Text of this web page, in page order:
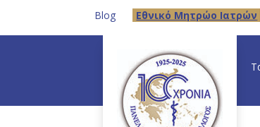
Blog Eθνικό Μητρώο Ιατρών